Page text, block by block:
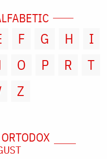
F G H
I
O P R
T
Z